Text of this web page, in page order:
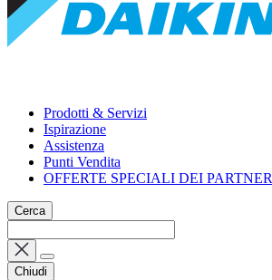
Prodotti & Servizi
Ispirazione
Assistenza
Punti Vendita
OFFERTE SPECIALI DEI PARTNER
Cerca
Chiudi